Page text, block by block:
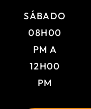
SÁBADO
08H00
PM A
12H00
PM